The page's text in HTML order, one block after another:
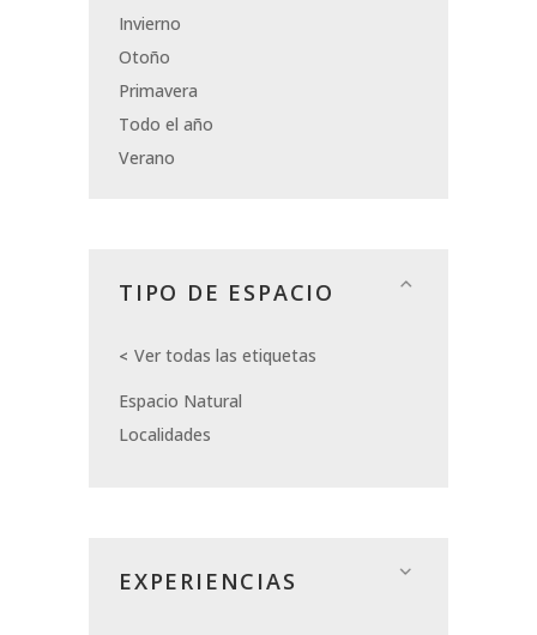
Invierno
Otoño
Primavera
Todo el año
Verano
TIPO DE ESPACIO
Ver todas las etiquetas
Espacio Natural
Localidades
EXPERIENCIAS